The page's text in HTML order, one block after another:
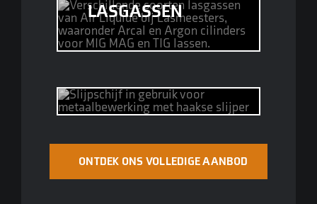
LASGASSEN
ONTDEK ONS VOLLEDIGE AANBOD